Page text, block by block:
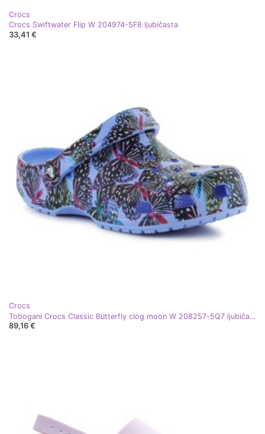
Crocs
Crocs Swiftwater Flip W 204974-5F8 ljubičasta
33,41 €
Crocs
Tobogani Crocs Classic Butterfly clog moon W 208257-5Q7 ljubičasta
89,16 €